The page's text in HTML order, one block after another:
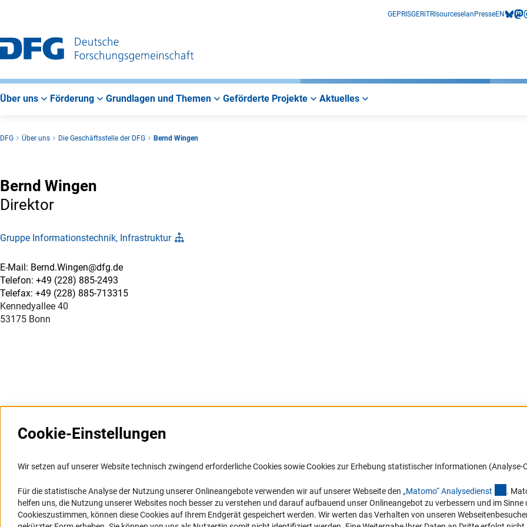
GEPRISGERiTRIsourceselan PresseEN
Über uns Förderung Grundlagen und Themen Geförderte Projekte Aktuelles
DFG Über uns Die Geschäftsstelle der DFG Bernd Wingen
Bernd Wingen
Direktor
Gruppe Informationstechnik, Infrastruktur
E-Mail: Bernd.Wingen@dfg.de
Telefon: +49 (228) 885-2493
Telefax: +49 (228) 885-713315
Kennedyallee 40
53175 Bonn
Informationssysteme
Portal Wissenschaftliche Integrität
GEPRIS
GEPRIS historisch
FAQ
Karriere
Logo und Corporate Design
mit Behinderungen
Erklärung zur Barrierefreiheit
Barriere melden
in Ihr Mailpostfach oder schauen
die Ausgaben online an.
Cookie-Einstellungen
Wir setzen auf unserer Website technisch zwingend erforderliche Cookies sowie Cookies zur Erhebung statistischer Informationen (Analyse-
Für die statistische Analyse der Nutzung unserer Onlineangebote verwenden wir auf unserer Webseite den „Matomo“ Analysedienst
.
helfen uns, die Nutzung unserer Websites noch besser zu verstehen und darauf aufbauend unser Onlineangebot zu verbessern und im
Cookieszustimmen, können diese Cookies auf Ihrem Endgerät gespeichert werden. Wir werten das Verhalten von unseren